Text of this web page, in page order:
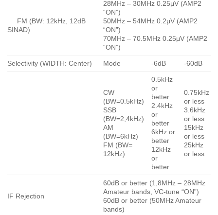
FM (BW: 12kHz, 12dB
SINAD)
28MHz – 30MHz 0.25μV (AMP2
“ON”)
50MHz – 54MHz 0.2μV (AMP2
“ON”)
70MHz – 70.5MHz 0.25μV (AMP2
“ON”)
Selectivity (WIDTH: Center) Mode -6dB -60dB
CW
(BW=0.5kHz)
SSB
(BW=2,4kHz)
AM
(BW=6kHz)
FM (BW=
12kHz)
0.5kHz
or
better
2.4kHz
or
better
6kHz or
better
12kHz
or
better
0.75kHz
or less
3.6kHz
or less
15kHz
or less
25kHz
or less
IF Rejection
60dB or better (1,8MHz – 28MHz
Amateur bands, VC-tune “ON”)
60dB or better (50MHz Amateur
bands)